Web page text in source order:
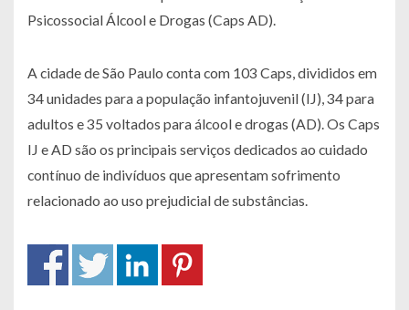
Psicossocial Álcool e Drogas (Caps AD).
A cidade de São Paulo conta com 103 Caps, divididos em
34 unidades para a população infantojuvenil (IJ), 34 para
adultos e 35 voltados para álcool e drogas (AD). Os Caps
IJ e AD são os principais serviços dedicados ao cuidado
contínuo de indivíduos que apresentam sofrimento
relacionado ao uso prejudicial de substâncias.